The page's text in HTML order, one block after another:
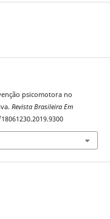
psicomotora no
Revista Brasileira Em